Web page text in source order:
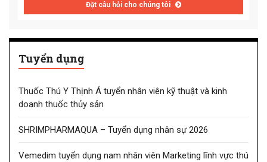
Đặt câu hỏi cho chúng tôi
Tuyển dụng
Thuốc Thú Y Thịnh Á tuyển nhân viên kỹ thuật và kinh
doanh thuốc thủy sản
SHRIMPHARMAQUA – Tuyển dụng nhân sự 2026
Vemedim tuyển dụng nam nhân viên Marketing lĩnh vực thú